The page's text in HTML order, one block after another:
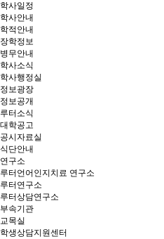
학사일정
학사안내
학적안내
장학정보
병무안내
학사소식
학사행정실
정보광장
정보공개
루터소식
대학공고
공시자료실
식단안내
연구소
루터언어인지치료 연구소
루터연구소
루터상담연구소
부속기관
교목실
학생상담지원센터